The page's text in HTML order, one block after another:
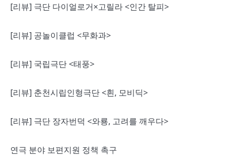
[리뷰] 극단 다이얼로거×고릴라 <인간 탈피>
[리뷰] 공놀이클럽 <무화과>
[리뷰] 국립극단 <태풍>
[리뷰] 춘천시립인형극단 <흰, 모비딕>
[리뷰] 극단 장자번덕 <와룡, 고려를 깨우다>
연극 분야 보편지원 정책 촉구